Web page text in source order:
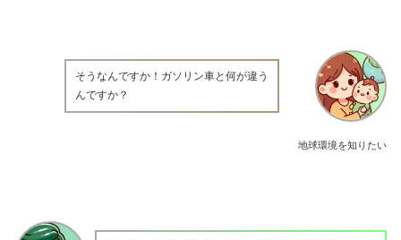
地球環境を知りたい
そうなんですか！ガソリン車と何が違う
んですか？